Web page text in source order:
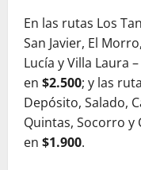
En las rutas Los
San Javier, El
Lucía y Villa Laura
en $2.500; y las
Depósito, Salado,
Quintas, Socorro y
en $1.900.